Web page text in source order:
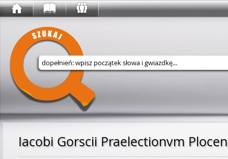
Wyszukaj w serwisie
Iacobi Gorscii Praelectionvm